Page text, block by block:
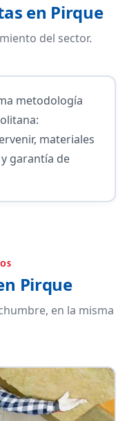
en Pirque
del sector.
metodología
materiales
garantía de
Pirque
en la misma